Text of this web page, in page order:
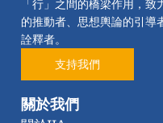
「行」之間的橋梁作用，
的推動者、思想輿論的引導
詮釋者。
支持我們
關於我們